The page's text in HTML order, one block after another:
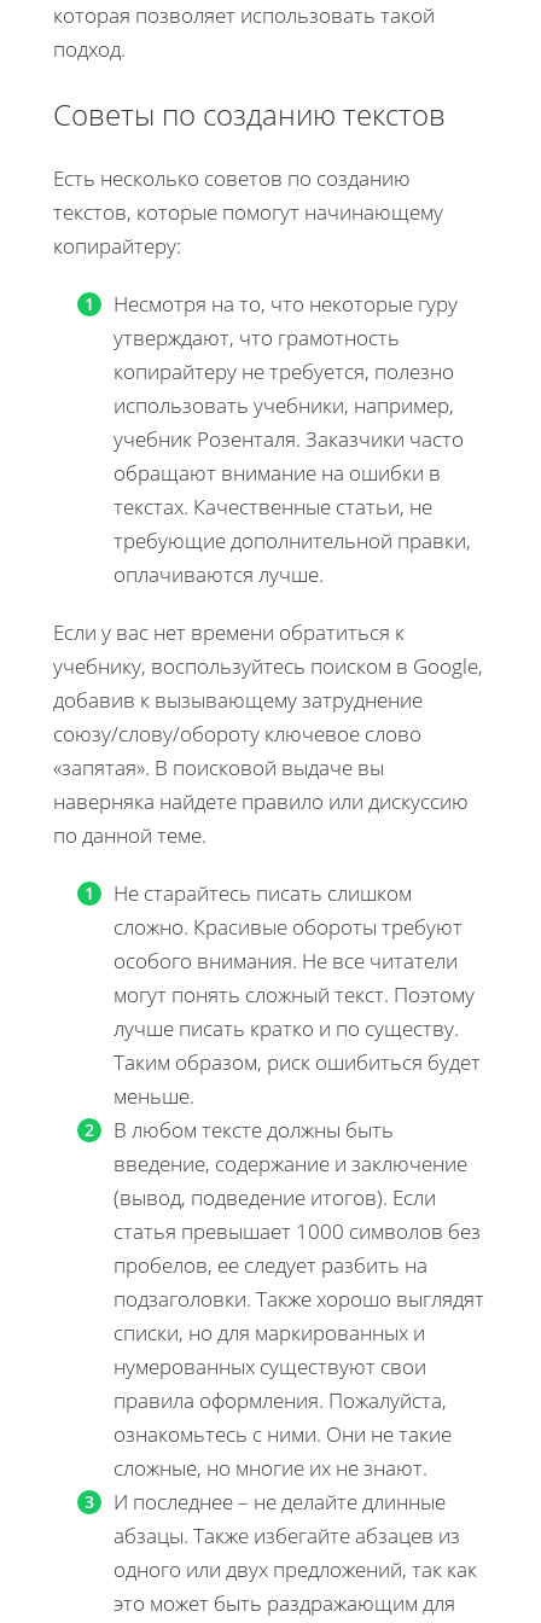
которая позволяет использовать такой
подход.
Советы по созданию текстов
Есть несколько советов по созданию
текстов, которые помогут начинающему
копирайтеру:
Несмотря на то, что некоторые гуру
утверждают, что грамотность
копирайтеру не требуется, полезно
использовать учебники, например,
учебник Розенталя. Заказчики часто
обращают внимание на ошибки в
текстах. Качественные статьи, не
требующие дополнительной правки,
оплачиваются лучше.
Если у вас нет времени обратиться к
учебнику, воспользуйтесь поиском в Google,
добавив к вызывающему затруднение
союзу/слову/обороту ключевое слово
«запятая». В поисковой выдаче вы
наверняка найдете правило или дискуссию
по данной теме.
Не старайтесь писать слишком
сложно. Красивые обороты требуют
особого внимания. Не все читатели
могут понять сложный текст. Поэтому
лучше писать кратко и по существу.
Таким образом, риск ошибиться будет
меньше.
В любом тексте должны быть
введение, содержание и заключение
(вывод, подведение итогов). Если
статья превышает 1000 символов без
пробелов, ее следует разбить на
подзаголовки. Также хорошо выглядят
списки, но для маркированных и
нумерованных существуют свои
правила оформления. Пожалуйста,
ознакомьтесь с ними. Они не такие
сложные, но многие их не знают.
И последнее – не делайте длинные
абзацы. Также избегайте абзацев из
одного или двух предложений, так как
это может быть раздражающим для